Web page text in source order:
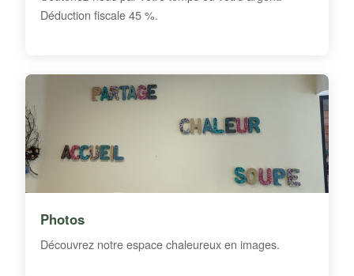
Déduction fiscale 45 %.
Photos
Découvrez notre espace chaleureux en images.